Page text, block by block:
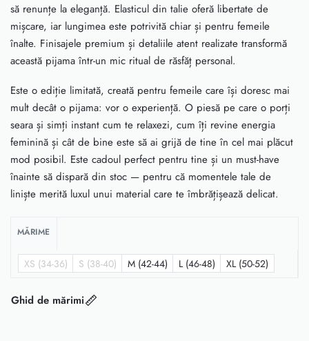
să renunțe la eleganță. Elasticul din talie oferă libertate de
mișcare, iar lungimea este potrivită chiar și pentru femeile
înalte. Finisajele premium și detaliile atent realizate transformă
această pijama într-un mic ritual de răsfăț personal.
Este o ediție limitată, creată pentru femeile care își doresc mai
mult decât o pijama: vor o experiență. O piesă pe care o porți
seara și simți instant cum te relaxezi, cum îți revine energia
feminină și cât de bine este să ai grijă de tine în cel mai plăcut
mod posibil. Este cadoul perfect pentru tine și un must-have
înainte să dispară din stoc — pentru că momentele tale de
liniște merită luxul unui material care te îmbrățișează delicat.
MĂRIME
XS (34-36) S (38-40) M (42-44) L (46-48) XL (50-52)
Ghid de mărimi